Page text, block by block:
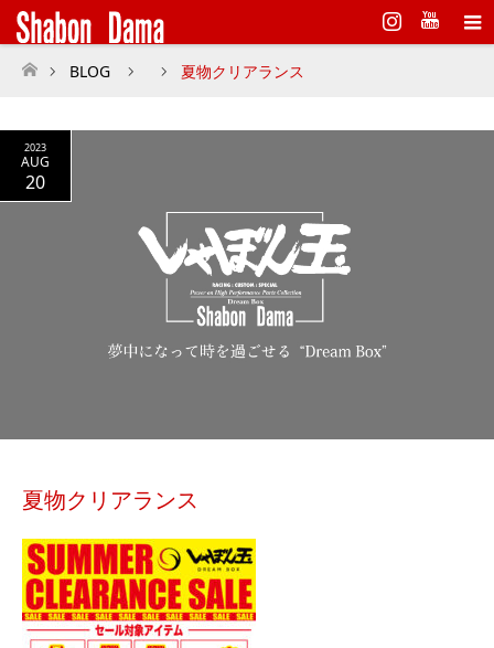
Instagram
ホーム
BLOG 夏物クリアランス
2023
AUG
20
夏物クリアランス